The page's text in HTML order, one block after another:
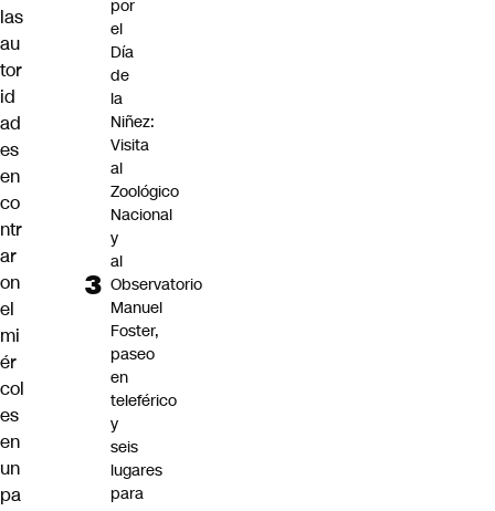
las
au
tor
id
ad
es
en
co
ntr
ar
on
el
mi
ér
col
es
en
un
pa
por
el
Día
de
la
Niñez:
Visita
al
Zoológico
Nacional
y
al
Observatorio
Manuel
Foster,
paseo
en
teleférico
y
seis
lugares
para